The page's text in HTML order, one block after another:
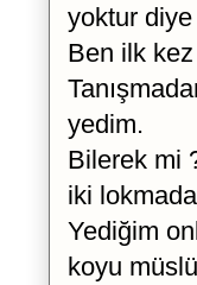
yoktur
Ben ilk
yedim.
Bilerek mi
iki
Yediğim
koyu